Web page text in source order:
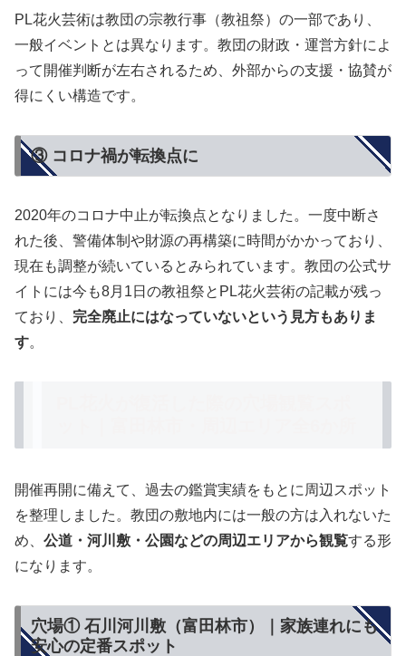
PL花火芸術は教団の宗教行事（教祖祭）の一部であり、
一般イベントとは異なります。教団の財政・運営方針によ
って開催判断が左右されるため、外部からの支援・協賛が
得にくい構造です。
③ コロナ禍が転換点に
2020年のコロナ中止が転換点となりました。一度中断さ
れた後、警備体制や財源の再構築に時間がかかっており、
現在も調整が続いているとみられています。教団の公式サ
イトには今も8月1日の教祖祭とPL花火芸術の記載が残っ
ており、 完全廃止にはなっていないという見方もありま
す。
開催再開に備えて、過去の鑑賞実績をもとに周辺スポット
を整理しました。教団の敷地内には一般の方は入れないた
め、 公道・河川敷・公園などの周辺エリアから観覧する形
になります。
穴場① 石川河川敷（富田林市）｜家族連れにも
安心の定番スポット